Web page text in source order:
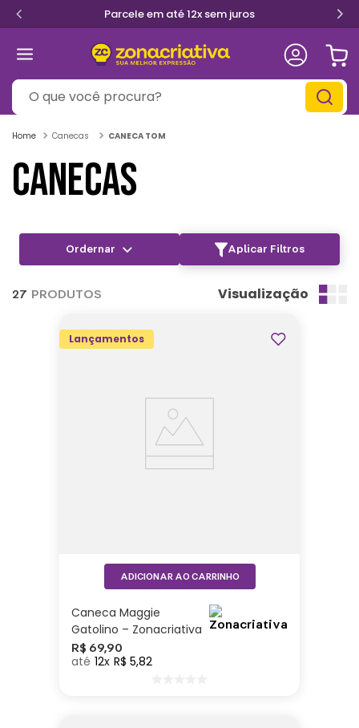
Parcele em até 12x sem juros
O que você procura?
Canecas CANECA TOM
CANECAS
Aplicar Filtros
27 PRODUTOS Visualização
Lançamentos
Caneca Maggie
Gatolino – Zonacriativa
R$ 69,90
12 R$ 5,82
ADICIONAR AO CARRINHO